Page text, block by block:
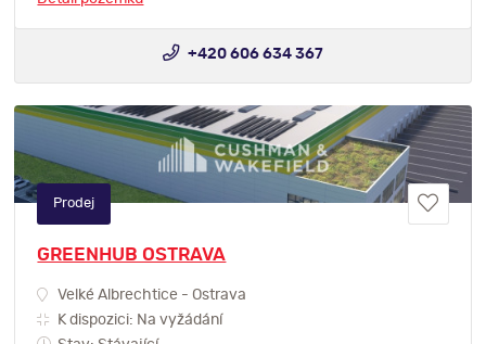
+420 606 634 367
GREENHUB OSTRAVA
Velké Albrechtice - Ostrava
K dispozici: Na vyžádání
Prodej